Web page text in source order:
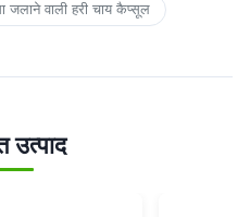
जलाने वाली हरी चाय कैप्सूल
उत्पाद